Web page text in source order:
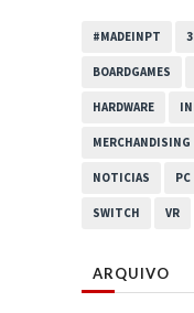
#MADEINPT
BOARDGAMES
HARDWARE
MERCHANDISING
NOTICIAS PC
SWITCH VR
ARQUIVO